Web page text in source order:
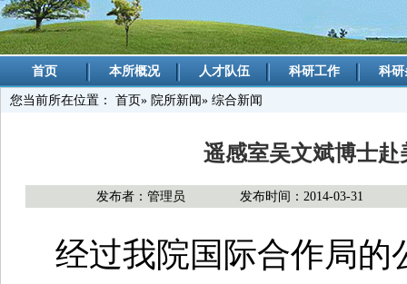
首页 本所概况 人才队伍 科研工作 科
您当前所在位置： 首页» 院所新闻» 综合新闻
遥感室吴文斌博士
发布者：管理员 发布时间：2014-03-31
经过我院国际合作局的